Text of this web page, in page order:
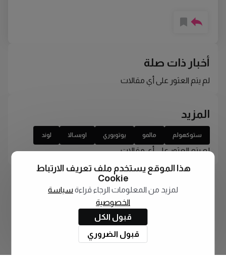
أخبار ذات صلة
لم يتم العثور على أي مقالات
المزيد
ستوكهولم مالمو يوتوبوري اوبسالا لوند
لم يتم العثور على أي مقالات
هذا الموقع يستخدم ملف تعريف الارتباط
Cookie
لمزيد من المعلومات الرجاء قراءة سياسة
الخصوصية
قبول الكل
قبول الضروري